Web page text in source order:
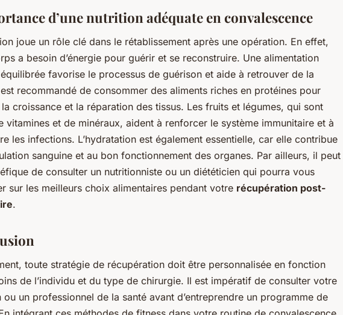
d’une nutrition adéquate en convalescence
joue un rôle clé dans le rétablissement après une opération. En effet,
a besoin d’énergie pour guérir et se reconstruire. Une alimentation
favorise le processus de guérison et aide à retrouver de la
recommandé de consommer des aliments riches en protéines pour
croissance et la réparation des tissus. Les fruits et légumes, qui sont
vitamines et de minéraux, aident à renforcer le système immunitaire et à
les infections. L’hydratation est également essentielle, car elle contribue
sanguine et au bon fonctionnement des organes. Par ailleurs, il peut
de consulter un nutritionniste ou un diététicien qui pourra vous
sur les meilleurs choix alimentaires pendant votre récupération post-
.
toute stratégie de récupération doit être personnalisée en fonction
de l’individu et du type de chirurgie. Il est impératif de consulter votre
ou un professionnel de la santé avant d’entreprendre un programme de